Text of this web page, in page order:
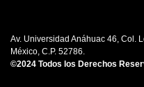
Av. Universidad Anáhuac 46, Col.
México, C.P. 52786.
©2024 Todos los Derechos